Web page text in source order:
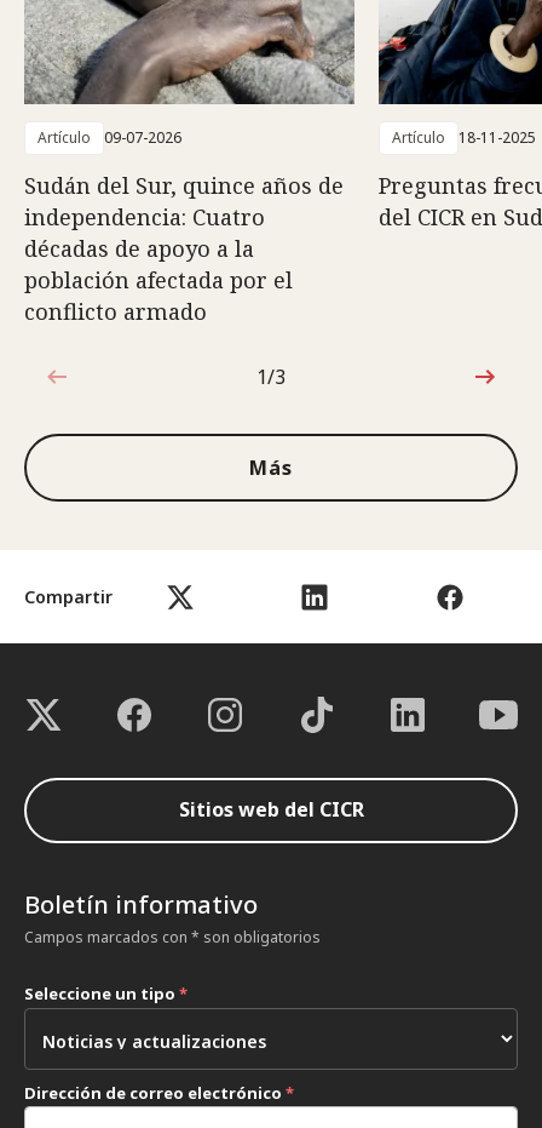
Compartir
Artículo 09-07-2026
Sudán del Sur, quince años de
independencia: Cuatro
décadas de apoyo a la
población afectada por el
conflicto armado
Artículo 18-11-2025
Preguntas
del CICR en
1de3
1/3
Más
Sitios web del CICR
Boletín informativo
Campos marcados con * son obligatorios
Seleccione un tipo *
Dirección de correo electrónico *